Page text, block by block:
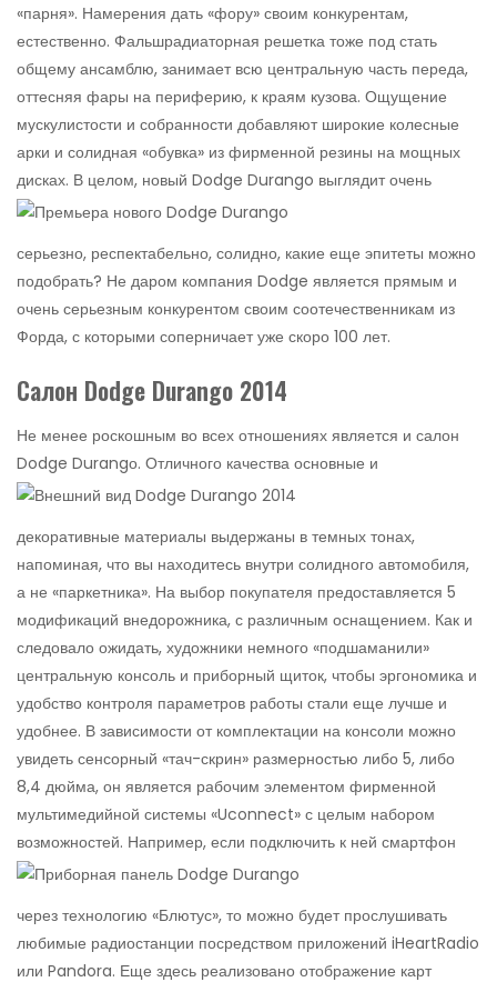
«парня». Намерения дать «фору» своим конкурентам,
естественно. Фальшрадиаторная решетка тоже под стать
общему ансамблю, занимает всю центральную часть переда,
оттесняя фары на периферию, к краям кузова. Ощущение
мускулистости и собранности добавляют широкие колесные
арки и солидная «обувка» из фирменной резины на мощных
дисках. В целом, новый Dodge Durango выглядит очень
серьезно, респектабельно, солидно, какие еще эпитеты можно
подобрать? Не даром компания Dodge является прямым и
очень серьезным конкурентом своим соотечественникам из
Форда, с которыми соперничает уже скоро 100 лет.
Салон Dodge Durango 2014
Не менее роскошным во всех отношениях является и салон
Dodge Durangо. Отличного качества основные и
декоративные материалы выдержаны в темных тонах,
напоминая, что вы находитесь внутри солидного автомобиля,
а не «паркетника». На выбор покупателя предоставляется 5
модификаций внедорожника, с различным оснащением. Как и
следовало ожидать, художники немного «подшаманили»
центральную консоль и приборный щиток, чтобы эргономика и
удобство контроля параметров работы стали еще лучше и
удобнее. В зависимости от комплектации на консоли можно
увидеть сенсорный «тач-скрин» размерностью либо 5, либо
8,4 дюйма, он является рабочим элементом фирменной
мультимедийной системы «Uconnect» с целым набором
возможностей. Например, если подключить к ней смартфон
через технологию «Блютус», то можно будет прослушивать
любимые радиостанции посредством приложений iHeartRadio
или Pandora. Еще здесь реализовано отображение карт